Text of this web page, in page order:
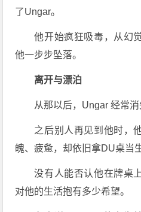
了Ungar。
他开始疯狂吸毒，从幻
他一步步坠落。
离开与漂泊
从那以后，Ungar 经常消
之后别人再见到他时，
魄、疲惫，却依旧拿DU桌当
没有人能否认他在牌桌
对他的生活抱有多少希望。